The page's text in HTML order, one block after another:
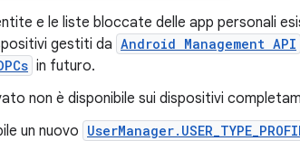
e le liste bloccate delle app personali
gestiti da Android Management API
in futuro.
non è disponibile sui dispositivi
un nuovo